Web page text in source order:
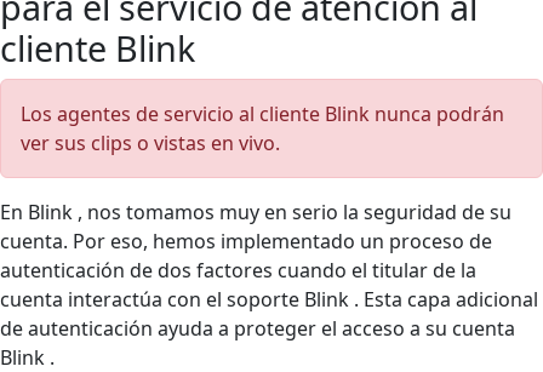
cliente Blink
Los agentes de servicio al cliente Blink nunca podrán
ver sus clips o vistas en vivo.
En Blink , nos tomamos muy en serio la seguridad de su
cuenta. Por eso, hemos implementado un proceso de
autenticación de dos factores cuando el titular de la
cuenta interactúa con el soporte Blink . Esta capa adicional
de autenticación ayuda a proteger el acceso a su cuenta
Blink .